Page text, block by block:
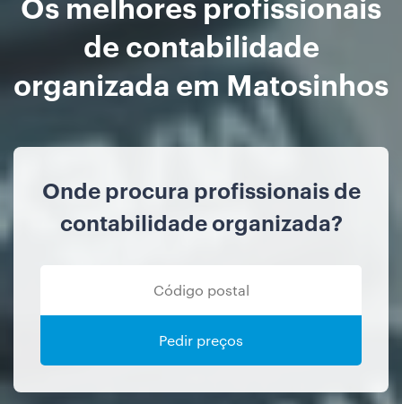
de contabilidade
organizada em Matosinhos
Onde procura profissionais de
contabilidade organizada?
Pedir preços